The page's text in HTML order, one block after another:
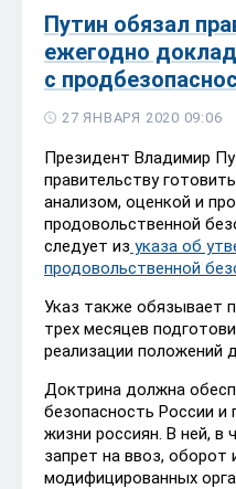
Путин обязал
ежегодно
с
27 ЯНВАРЯ 2020 09:06
Президент Владимир
правительству
анализом, оценкой и
продовольственной
следует из указа об
продовольственной
Указ также обязывает
трех месяцев
реализации положений
Доктрина должна
безопасность России и
жизни россиян. В ней, в
запрет на ввоз, оборот
модифицированных